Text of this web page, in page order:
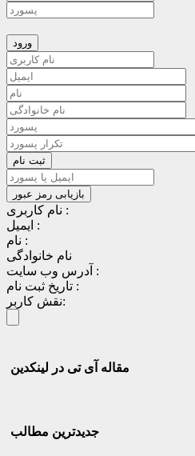
نام کاربری :
ایمیل :
نام :
نام خانوادگی
آدرس وب سایت :
تاریخ ثبت نام :
نقش کاربر:
مقاله آی تی در لینکدین
جدیدترین مطالب